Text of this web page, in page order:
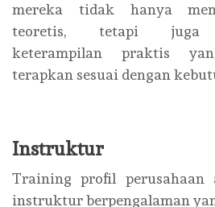
mereka tidak hanya
teoretis, tetapi juga
keterampilan praktis
terapkan sesuai dengan
Instruktur
Training profil perusahaan
instruktur berpengalaman